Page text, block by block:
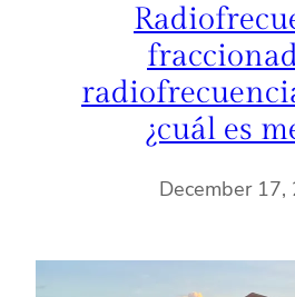
¿cuál es
December 17,